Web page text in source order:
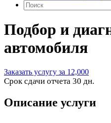
Подбор и
автомобиля
Заказать услугу за 12,000
Срок сдачи отчета 30 дн.
Описание услуги